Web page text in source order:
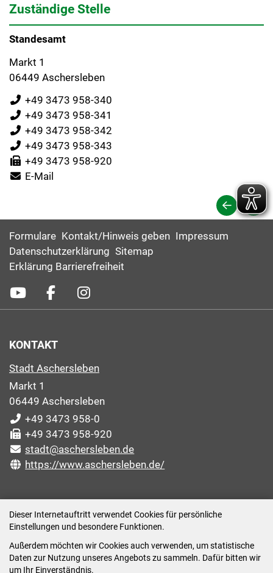
Dieser Internetauftritt verwendet Cookies für persönliche
Einstellungen und besondere Funktionen.
Außerdem möchten wir Cookies auch verwenden, um statistische
Daten zur Nutzung unseres Angebots zu sammeln. Dafür bitten wir
um Ihr Einverständnis.
Zuständige Stelle
Standesamt
Markt 1
06449 Aschersleben
+49 3473 958-340
+49 3473 958-341
+49 3473 958-342
+49 3473 958-343
+49 3473 958-920
E-Mail
Formulare Kontakt/Hinweis geben Impressum
Datenschutzerklärung Sitemap
Erklärung Barrierefreiheit
KONTAKT
Stadt Aschersleben
Markt 1
06449 Aschersleben
+49 3473 958-0
+49 3473 958-920
stadt@aschersleben.de
https://www.aschersleben.de/
Montag: 09:00-12:00 /14:00-15:00 Uhr
Dienstag: 09:00-12:00 /14:00-16:00 Uhr
Mittwoch: 09:00 - 12:00 Uhr (nach vorheriger